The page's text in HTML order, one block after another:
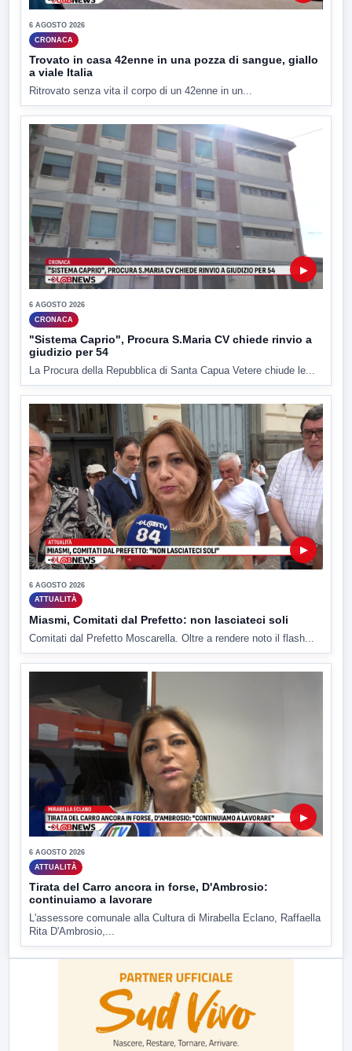
6 AGOSTO 2026
CRONACA
Trovato in casa 42enne in una pozza di sangue, giallo
a viale Italia
Ritrovato senza vita il corpo di un 42enne in un...
▶
6 AGOSTO 2026
CRONACA
"Sistema Caprio", Procura S.Maria CV chiede rinvio a
giudizio per 54
La Procura della Repubblica di Santa Capua Vetere chiude le...
▶
6 AGOSTO 2026
ATTUALITÀ
Miasmi, Comitati dal Prefetto: non lasciateci soli
Comitati dal Prefetto Moscarella. Oltre a rendere noto il flash...
▶
6 AGOSTO 2026
ATTUALITÀ
Tirata del Carro ancora in forse, D'Ambrosio:
continuiamo a lavorare
L'assessore comunale alla Cultura di Mirabella Eclano, Raffaella
Rita D'Ambrosio,...